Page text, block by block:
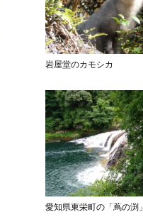
岩屋堂のカモシカ
愛知県東栄町の「蔦の渕」